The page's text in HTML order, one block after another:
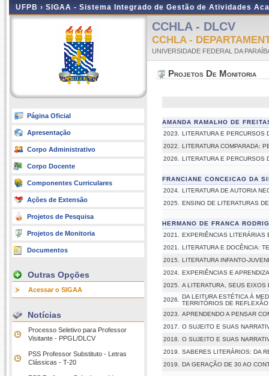
UFPB › SIGAA - Sistema Integrado de Gestão de Atividades
Página Oficial
Apresentação
Corpo Administrativo
Corpo Docente
Componentes Curriculares
Ações de Extensão
Projetos de Pesquisa
Projetos de Monitoria
Documentos
Outras Opções
Acessar o SIGAA
Notícias
Processo Seletivo para Professor
Visitante - PPGL/DLCV
PSS Professor Substituto - Letras
Clássicas - T-20
CCHLA - DLCV
CCHLA -
UNIVERSIDADE FEDERAL DA
Projetos De Monitoria
AMANDA RAMALHO DE
2023.
LITERATURA E PERCURSOS
2022.
LITERATURA COMPARADA:
2026.
LITERATURA E PERCURSOS
FRANCIANE CONCEICAO DA
2024.
LITERATURA DE AUTORIA
2025.
ENSINO DE LITERATURAS
HERMANO DE FRANCA
2021.
EXPERIÊNCIAS LITERÁRIAS
2021.
LITERATURA E DOCÊNCIA:
2015.
LITERATURA INFANTO-
2024.
EXPERIÊNCIAS E
2025.
A LITERATURA, SEUS EIXOS
2026.
DA LEITURA ESTÉTICA À
TERRITÓRIOS DE
2023.
APRENDENDO A PENSAR
2017.
O SUJEITO E SUAS
2018.
O SUJEITO E SUAS
2019.
SABERES LITERÁRIOS: DA
2019.
DA GERAÇÃO DE 30 AO